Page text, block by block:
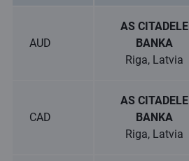
AUD
AS CITADELE
BANKA
Riga, Latvia
CAD
AS CITADELE
BANKA
Riga, Latvia